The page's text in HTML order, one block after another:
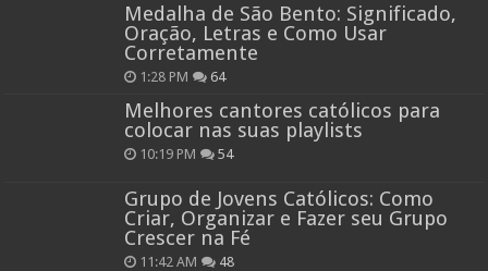
Medalha de São Bento: Significado,
Oração, Letras e Como Usar
Corretamente
1:28 PM 64
Melhores cantores católicos para
colocar nas suas playlists
10:19 PM 54
Grupo de Jovens Católicos: Como
Criar, Organizar e Fazer seu Grupo
Crescer na Fé
11:42 AM 48